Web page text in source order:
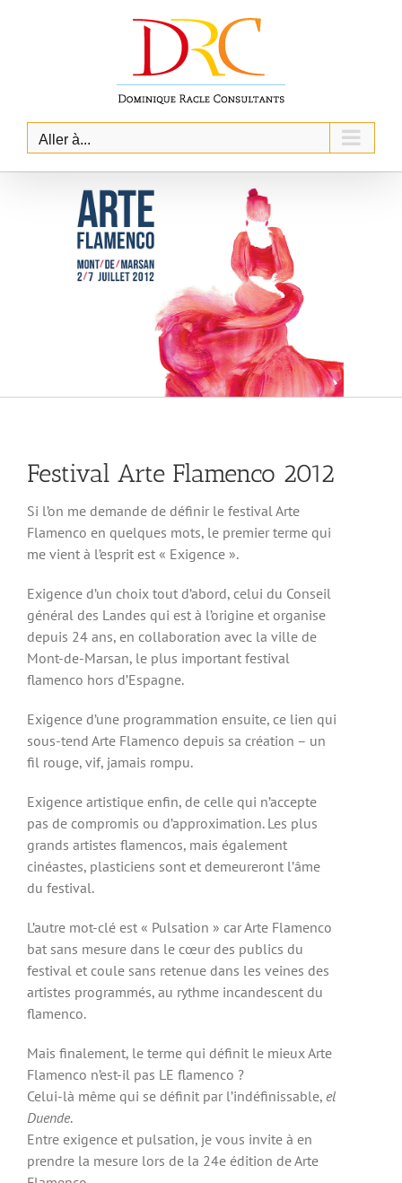
Aller à...
Festival Arte Flamenco 2012
Si l’on me demande de définir le festival Arte
Flamenco en quelques mots, le premier terme qui
me vient à l’esprit est « Exigence ».
Exigence d’un choix tout d’abord, celui du Conseil
général des Landes qui est à l’origine et organise
depuis 24 ans, en collaboration avec la ville de
Mont-de-Marsan, le plus important festival
flamenco hors d’Espagne.
Exigence d’une programmation ensuite, ce lien qui
sous-tend Arte Flamenco depuis sa création – un
fil rouge, vif, jamais rompu.
Exigence artistique enfin, de celle qui n’accepte
pas de compromis ou d’approximation. Les plus
grands artistes flamencos, mais également
cinéastes, plasticiens sont et demeureront l’âme
du festival.
L’autre mot-clé est « Pulsation » car Arte Flamenco
bat sans mesure dans le cœur des publics du
festival et coule sans retenue dans les veines des
artistes programmés, au rythme incandescent du
flamenco.
Mais finalement, le terme qui définit le mieux Arte
Flamenco n’est-il pas LE flamenco ?
Celui-là même qui se définit par l’indéfinissable, el
Duende.
Entre exigence et pulsation, je vous invite à en
prendre la mesure lors de la 24e édition de Arte